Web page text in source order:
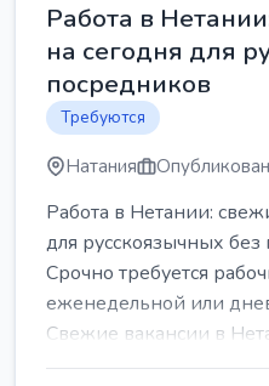
Работа в
на сегодня для
посредников
Требуются
Натания
Работа в Нетании:
для русскоязычных
Срочно требуется
еженедельной или
Свежие вакансии в